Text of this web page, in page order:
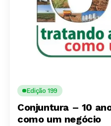
Edição 199
Conjuntura – 10
como um negócio